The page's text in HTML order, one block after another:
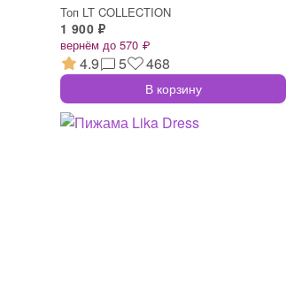
Топ LT COLLECTION
1 900 ₽
вернём до 570 ₽
4.9 5 468
В корзину